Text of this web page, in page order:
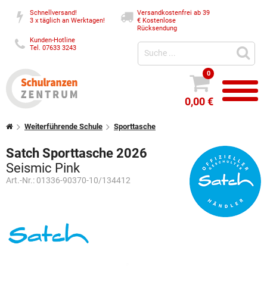
Schnellversand!
3 x täglich an Werktagen!
Versandkostenfrei ab 39
€Kostenlose
Rücksendung
Kunden-Hotline
Tel. 07633 3243
0
0,00 €
Weiterführende Schule Sporttasche
Satch Sporttasche 2026
Seismic Pink
Art.-Nr.: 01336-90370-10/134412